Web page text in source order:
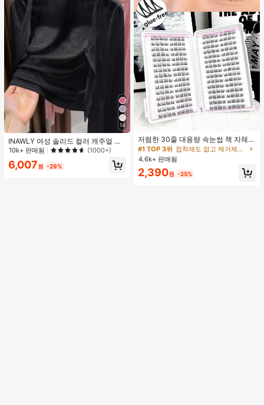
14
INAWLY 여성 솔리드 컬러 캐주얼 얇
은 가디건, 봄/여름
10k+ 판매됨 (1000+)
6,007원 -29%
저렴한 30줄 대용량 속눈썹 책 자체
접착 속눈썹 C컬 속눈썹 만화 속눈썹
고양이 눈 속눈썹 요정 속눈썹 재사용
가능한 접착제 없는 속눈썹 매일 착용
속눈썹
#1 TOP 3위
접착제도 없고 제거제도 필요 없음 개별 속눈썹
거의 매진!
#1 TOP 3위
접착제도 없고 제거제도 필요 없음 개별 속눈썹
거의 매진!
#1 TOP 3위
접착제도 없고 제거제도 필요 없음 개별 속눈썹
거의 매진!
#1 TOP 3위
접착제도 없고 제거제도 필요 없음 개별 속눈썹
4.6k+ 판매됨
2,390원 -25%